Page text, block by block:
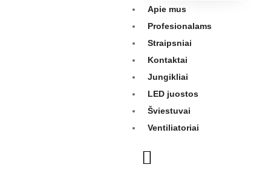
Apie mus
Profesionalams
Straipsniai
Kontaktai
Jungikliai
LED juostos
Šviestuvai
Ventiliatoriai